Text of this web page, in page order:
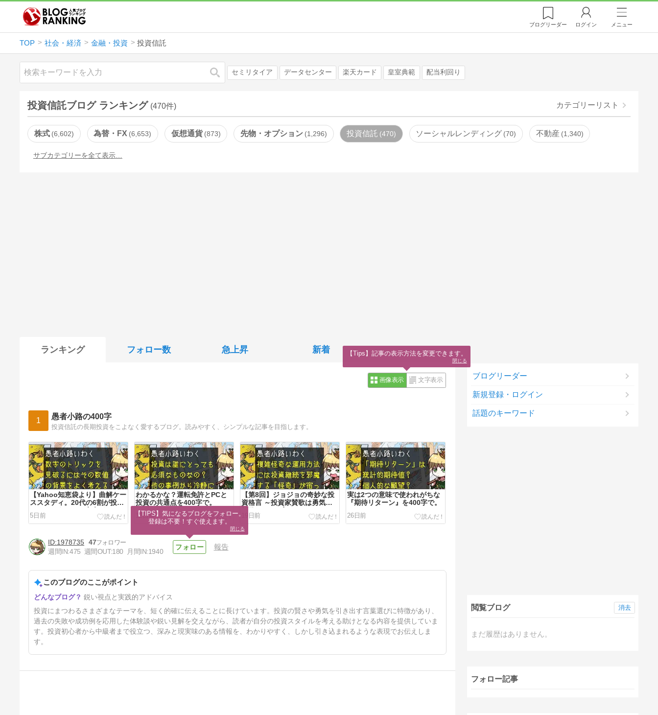
ブログリーダー ログイン メニュー
TOP 社会・経済 金融・投資 投資信託
検索 セミリタイア データセンター 楽天カード 皇室典範 配当利回り
投資信託ブログ ランキング (470件) カテゴリーリスト
株式 6,602 為替・FX 6,653 仮想通貨 873 先物・オプション 1,296 投資信託 470 ソーシャルレンディング 70 不動産 1,340
サブカテゴリーを全て表示…
ランキング フォロー数 急上昇 新着
画像表示 文字表示
1 愚者小路の400字
投資信託の長期投資をこよなく愛するブログ。読みやすく、シンプルな記事を目指します。
【Yahoo知恵袋より】曲解ケー
ススタディ。20代の6割が投資
をするようになる未来が！？を
400字で。
5日前
わかるかな？運転免許とPCと
投資の共通点を400字で。
12日前
【第8回】ジョジョの奇妙な投
資格言 ～投資家賛歌は勇気の
賛歌～を400字で。
19日前
実は2つの意味で使われがちな
『期待リターン』を400字で。
26日前
【Yahoo知恵袋より】郵便物で
投資が親バレした時の対応を考
33日前
1978735 47
週間IN:475 週間OUT:180 月間IN:1940
報告
このブログのここがポイント
鋭い視点と実践的アドバイス
投資にまつわるさまざまなテーマを、短く的確に伝えることに長けています。投資の賢さや勇気を引き出す言葉選びに特徴があり、
過去の失敗や成功例を応用した体験談や鋭い見解を交えながら、読者が自分の投資スタイルを考える助けとなる内容を提供していま
す。投資初心者から中級者まで役立つ、深みと現実味のある情報を、わかりやすく、しかし引き込まれるような表現でお伝えしま
す。
ブログリーダー
新規登録・ログイン
話題のキーワード
閲覧ブログ
まだ履歴はありません。
消去
フォロー記事
【TIPS】気になるブログをフォロー。
登録は不要！すぐ使えます。
閉じる
【Tips】記事の表示方法を変更できます。
閉じる